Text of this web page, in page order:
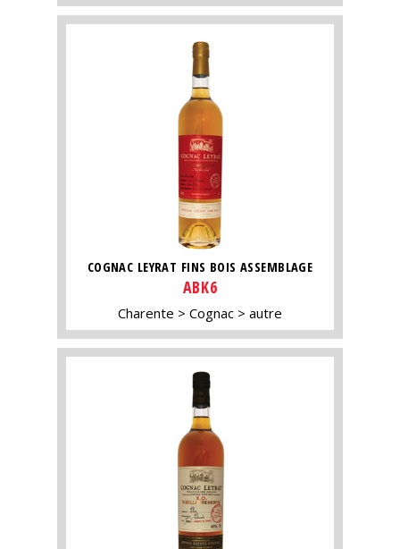
COGNAC LEYRAT FINS BOIS ASSEMBLAGE
ABK6
Charente Cognac autre